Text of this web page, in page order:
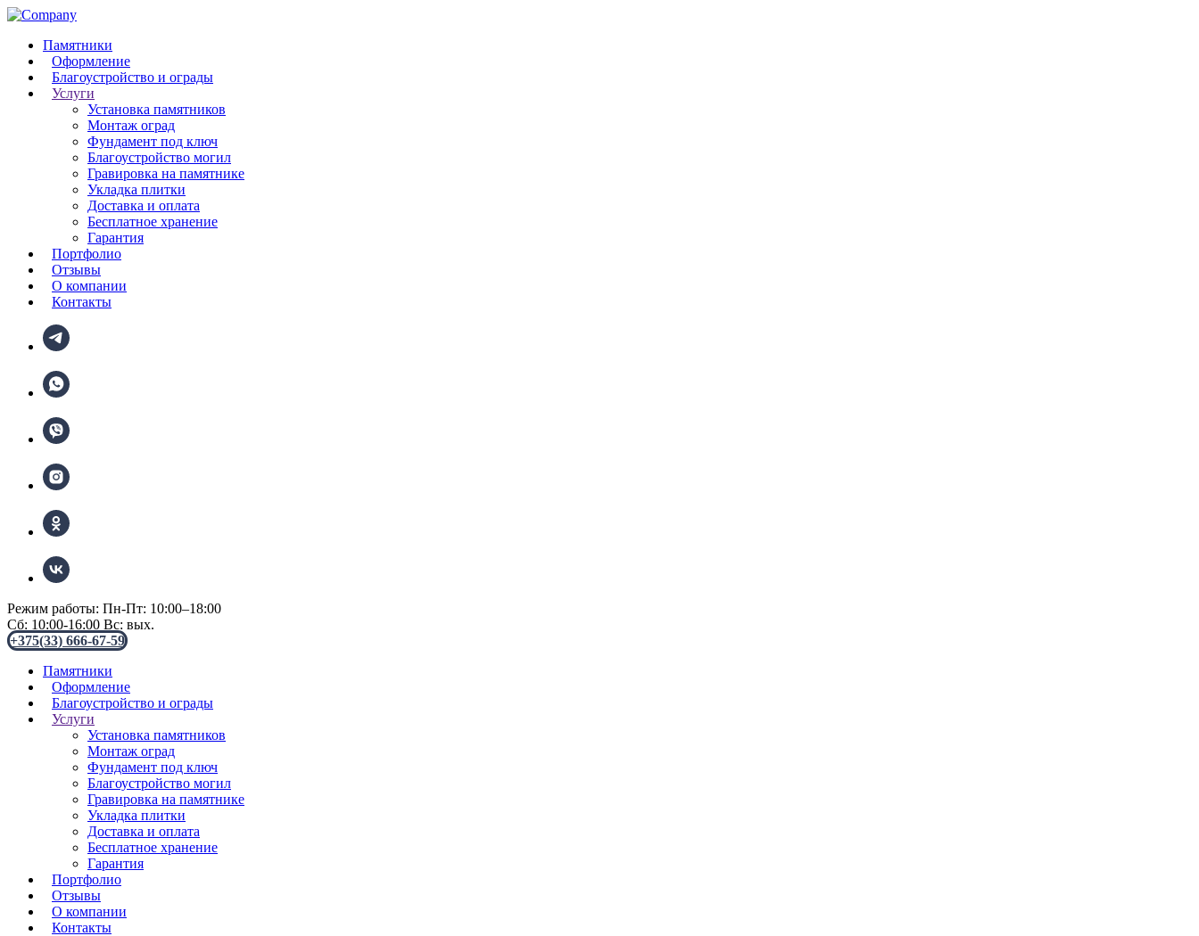
Памятники
Оформление
Благоустройство и ограды
Услуги
Установка памятников
Монтаж оград
Фундамент под ключ
Благоустройство могил
Гравировка на памятнике
Укладка плитки
Доставка и оплата
Бесплатное хранение
Гарантия
Портфолио
Отзывы
О компании
Контакты
Режим работы: Пн-Пт: 10:00–18:00
Сб: 10:00-16:00 Вс: вых.
+375(33) 666-67-59
Памятники
Оформление
Благоустройство и ограды
Услуги
Установка памятников
Монтаж оград
Фундамент под ключ
Благоустройство могил
Гравировка на памятнике
Укладка плитки
Доставка и оплата
Бесплатное хранение
Гарантия
Портфолио
Отзывы
О компании
Контакты